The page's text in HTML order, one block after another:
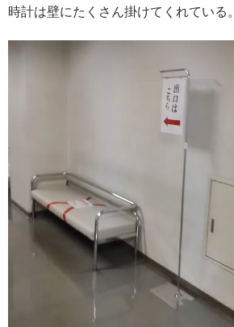
時計は壁にたくさん掛けてくれている。